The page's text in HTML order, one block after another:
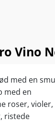
Vino
med en
med en
roser, violer,
ristede